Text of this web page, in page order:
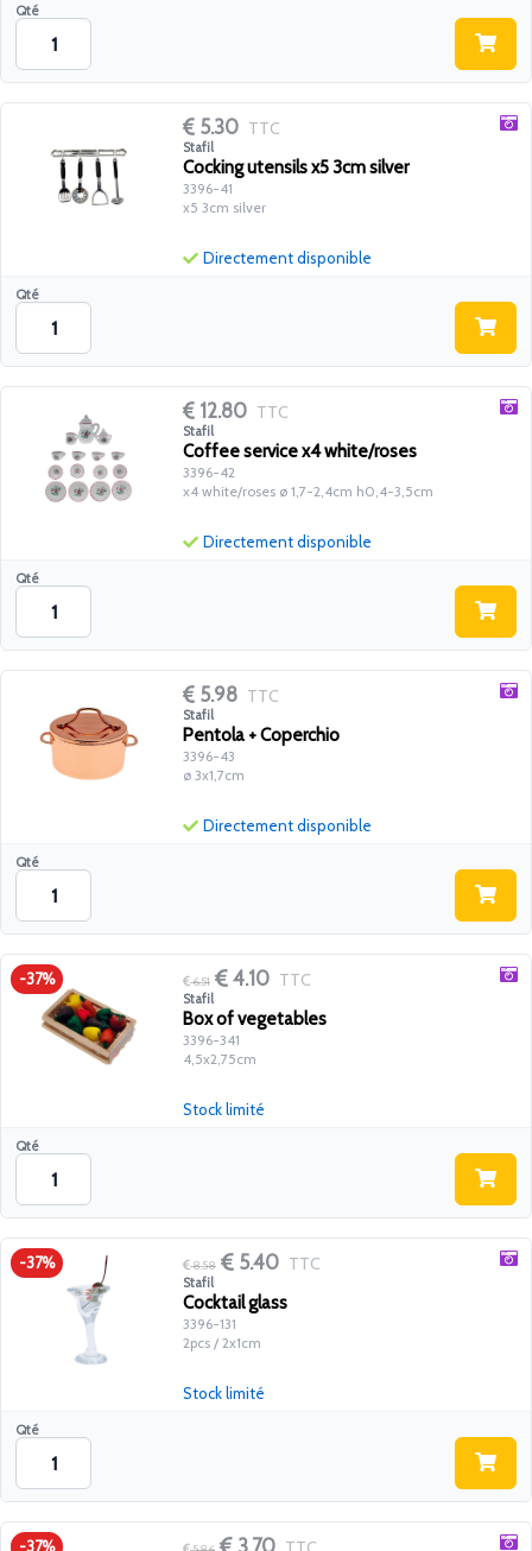
Qté
5.30 TTC
Stafil
Cocking utensils x5 3cm silver
3396-41
x5 3cm silver
Qté
Directement disponible
12.80 TTC
Stafil
Coffee service x4 white/roses
3396-42
x4 white/roses ø 1,7-2,4cm h0,4-3,5cm
Qté
Directement disponible
5.98 TTC
Stafil
Pentola + Coperchio
3396-43
ø 3x1,7cm
Qté
Directement disponible
-37% 6.51 4.10 TTC
Stafil
Box of vegetables
3396-341
4,5x2,75cm
Qté
Stock limité
-37% 8.58 5.40 TTC
Stafil
Cocktail glass
3396-131
2pcs / 2x1cm
Qté
Stock limité
-37% 3.70